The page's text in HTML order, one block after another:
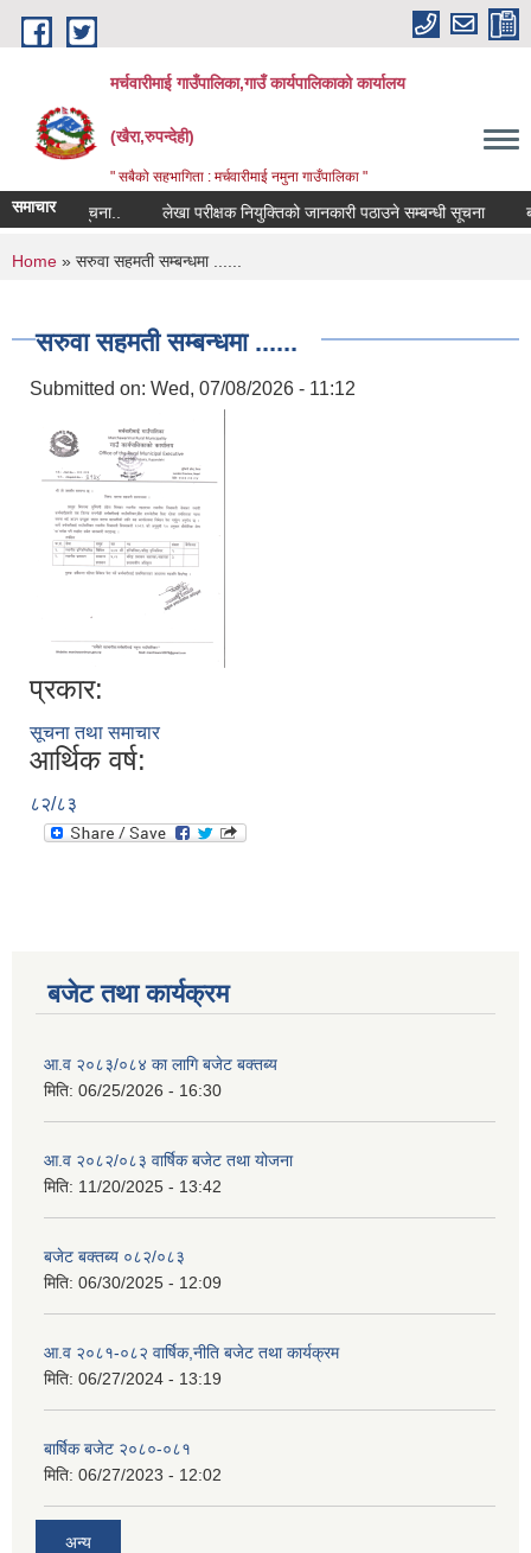
Skip to main content
मर्चवारीमाई गाउँपालिका,गाउँ कार्यपालिकाको कार्यालय
(खैरा,रुपन्देही)
" सबैको सहभागिता : मर्चवारीमाई नमुना गाउँपालिका "
समाचार
सम्बन्धी सूचना.. लेखा परीक्षक नियुक्तिको जानकारी पठाउने सम्बन्धी सूचना
You are here
Home » सरुवा सहमती सम्बन्धमा ......
सरुवा सहमती सम्बन्धमा ......
Submitted on: Wed, 07/08/2026 - 11:12
प्रकार:
सूचना तथा समाचार
आर्थिक वर्ष:
८२/८३
बजेट तथा कार्यक्रम
आ.व २०८३/०८४ का लागि बजेट बक्तब्य
मिति: 06/25/2026 - 16:30
आ.व २०८२/०८३ वार्षिक बजेट तथा योजना
मिति: 11/20/2025 - 13:42
बजेट बक्तब्य ०८२/०८३
मिति: 06/30/2025 - 12:09
आ.व २०८१-०८२ वार्षिक,नीति बजेट तथा कार्यक्रम
मिति: 06/27/2024 - 13:19
बार्षिक बजेट २०८०-०८१
मिति: 06/27/2023 - 12:02
अन्य